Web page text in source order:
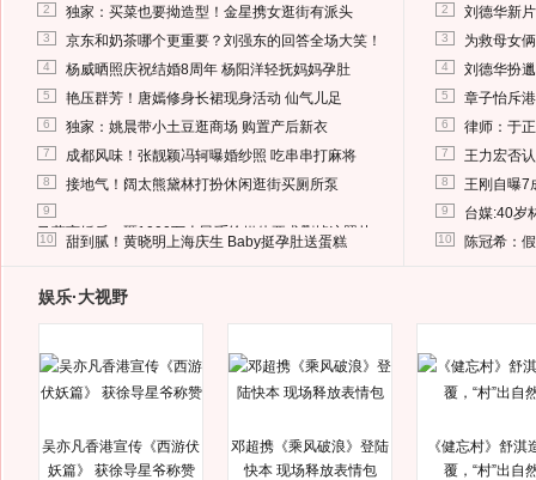
2 独家：买菜也要拗造型！金星携女逛街有派头
3 京东和奶茶哪个更重要？刘强东的回答全场大笑！
4 杨威晒照庆祝结婚8周年 杨阳洋轻抚妈妈孕肚
5 艳压群芳！唐嫣修身长裙现身活动 仙气儿足
6 独家：姚晨带小土豆逛商场 购置产后新衣
7 成都风味！张靓颖冯轲曝婚纱照 吃串串打麻将
8 接地气！阔太熊黛林打扮休闲逛街买厕所泵
9
马蓉离婚后，砸1000万人民币给媒体要求删掉这照片
10 甜到腻！黄晓明上海庆生 Baby挺孕肚送蛋糕
2 刘德华新
3 为救母女
4 刘德华扮
5 章子怡斥
6 律师：于
7 王力宏否
8 王刚自曝7
9 台媒:40岁
10 陈冠希：
娱乐·大视野
吴亦凡香港宣传《西游伏
妖篇》 获徐导星爷称赞
邓超携《乘风破浪》登陆
快本 现场释放表情包
《健忘村》舒淇
覆，“村”出自